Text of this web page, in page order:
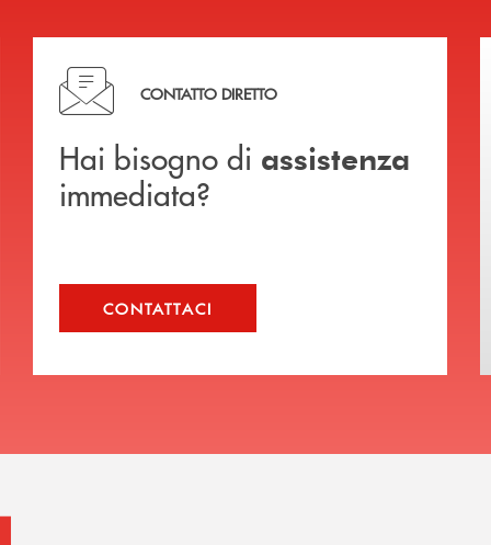
Hai bisogno di assistenza immediata?
CONTATTO DIRETTO
Hai bisogno di assistenza
immediata?
CONTATTACI